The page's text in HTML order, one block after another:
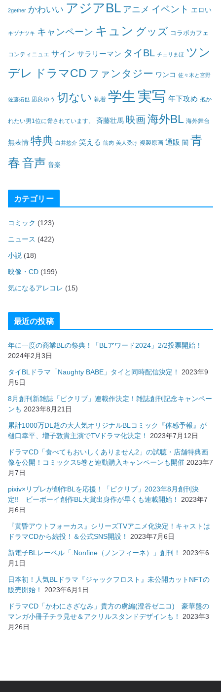
2gether かわいい アジアBL アニメ イベント エロい
キヅナツキ キャンペーン キュン グッズ コラボカフェ
コンティニュエ サイン サラリーマン タイBL チェリまほ ツン
デレ ドラマCD ファンタジー ワンコ 佐々木と宮野
佐藤拓也 凪良ゆう 切ない 執着 学生 実写 年下攻め 抱か
れたい男1位に脅されています。 斉藤壮馬 映画海外BL 海外舞台
無表情 特典 白井悠介 笑える 筋肉 美人受け 複製原画 通販 闇 青
春音声 音楽
カテゴリー
コミック (123)
ニュース (422)
小説 (18)
映像・CD (199)
気になるアレコレ (15)
最近の投稿
年に一度の商業BLの祭典！「BLアワード2024」2/2投票開始！
2024年2月3日
タイBLドラマ「Naughty BABE」タイと同時配信決定！
2023年9
月5日
8月創刊新雑誌「ピクリブ」連載作決定！雑誌創刊記念キャンペー
ンも 2023年8月21日
累計1000万DL超の大人気オリジナルBLコミック『体感予報』が
樋口幸平、増子敦貴主演でTVドラマ化決定！
2023年7月12日
ドラマCD「食べてもおいしくありません2」の試聴・店舗特典画
像を公開！コミックス5巻と連動購入キャンペーンも開催 2023年7
月7日
pixiv×リブレが創作BLを応援！「ピクリブ」2023年8月創刊決
定!! ビーボーイ創作BL大賞出身作が早くも連載開始！
2023年7
月6日
『黄昏アウトフォーカス』シリーズTVアニメ化決定！キャストは
ドラマCDから続投！＆公式SNS開設！
2023年7月6日
新電子BLレーベル「.Nonfine（ノンフィーネ）」創刊！
2023年6
月1日
日本初！人気BLドラマ『ジャックフロスト』未公開カットNFTの
販売開始！
2023年6月1日
ドラマCD「かわにさざなみ」貴方の虜編(澄谷ゼニコ) 豪華盤の
マンガ小冊子チラ見せ＆アクリルスタンドデザインも！
2023年3
月26日